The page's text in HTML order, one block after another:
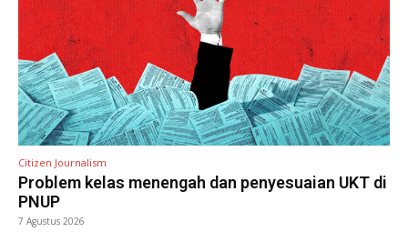
Citizen Journalism
Problem kelas menengah dan penyesuaian UKT di
PNUP
7 Agustus 2026